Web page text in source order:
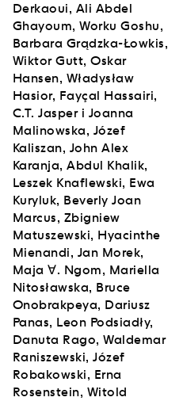
Derkaoui, Ali Abdel
Ghayoum, Worku Goshu,
Barbara Grądzka-Łowkis,
Wiktor Gutt, Oskar
Hansen, Władysław
Hasior, Fayçal Hassairi,
C.T. Jasper i Joanna
Malinowska, Józef
Kaliszan, John Alex
Karanja, Abdul Khalik,
Leszek Knaflewski, Ewa
Kuryluk, Beverly Joan
Marcus, Zbigniew
Matuszewski, Hyacinthe
Mienandi, Jan Morek,
Maja ∀. Ngom, Mariella
Nitosławska, Bruce
Onobrakpeya, Dariusz
Panas, Leon Podsiadły,
Danuta Rago, Waldemar
Raniszewski, Józef
Robakowski, Erna
Rosenstein, Witold